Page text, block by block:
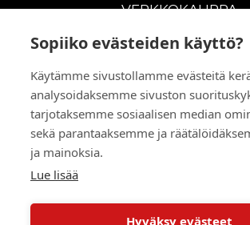
Sopiiko evästeiden käyttö?
Käytämme sivustollamme evästeitä
analysoidaksemme sivuston
tarjotaksemme sosiaalisen median
sekä parantaaksemme ja
ja mainoksia.
Lue lisää
Hyväksy evästeet
VERKKOKAUPPA
Uudet
Vuokrakoneet
Kampanjat
Vaihtokoneet